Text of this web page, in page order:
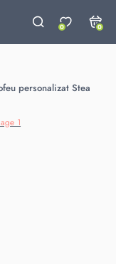
0 0
personalizat Stea